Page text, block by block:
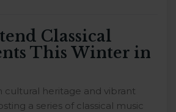
Classical
This Winter in
cultural heritage and vibrant
a series of classical music